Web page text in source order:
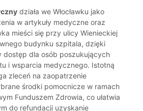
działa we Włocławku jako
w artykuły medyczne oraz
mieści się przy ulicy Wienieckiej
budynku szpitala, dzięki
dostęp dla osób poszukujących
i wsparcia medycznego. Istotną
zleceń na zaopatrzenie
środki pomocnicze w ramach
Funduszem Zdrowia, co ułatwia
do refundacji uzyskanie